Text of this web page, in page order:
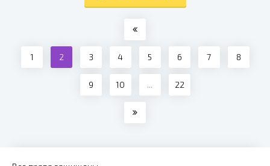
1 2 3 4 5 6 7 8
9 10 ... 22